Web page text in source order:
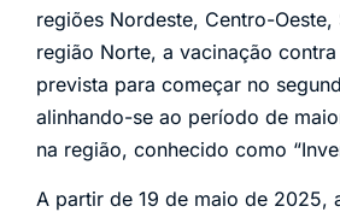
regiões Nordeste, Centro-Oeste,
região Norte, a vacinação
prevista para começar no
alinhando-se ao período de
na região, conhecido como
A partir de 19 de maio de 2025,